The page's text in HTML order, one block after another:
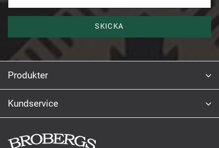
SKICKA
Produkter
Kundservice